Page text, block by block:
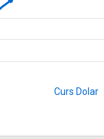
Curs Dolar